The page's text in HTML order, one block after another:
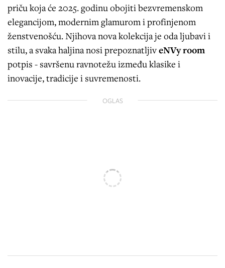
priču koja će 2025. godinu obojiti bezvremenskom
elegancijom, modernim glamurom i profinjenom
ženstvenošću. Njihova nova kolekcija je oda ljubavi i
stilu, a svaka haljina nosi prepoznatljiveNVy room
potpis - savršenu ravnotežu između klasike i
inovacije, tradicije i suvremenosti.
OGLAS